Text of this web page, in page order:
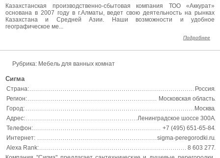
Казахстанская производственно-сбытовая компания ТОО «Аккурат»
основана в 2007 году в г.Алматы, ведет свою деятельность на рынках
Казахстана и Средней Азии. Наши возможности и удобное
географическое ме...
Подробнее
Рубрика: Мебель для ванных комнат
Сигма
Страна:
Россия
Регион:
Московская область
Город:
Москва
Адрес:
Ленинградское шоссе 300А
Телефон:
+7 (495) 651-65-84
Интернет:
sigma-peregorodki.ru
Alexa Rank:
8 603 277